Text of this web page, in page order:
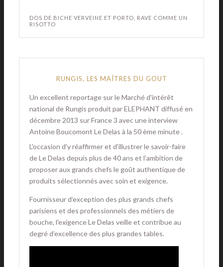
DOS DE BICHE VERVEINE ET PORTO, RAVE COMME UN
RISOTTO
RUNGIS, LES MAÎTRES DU GOUT
Un excellent reportage sur le Marché d'intérêt
national de Rungis produit par ELEPHANT diffusé en
décembre 2013 sur France 3 avec une interview
Antoine Boucomont Le Delas à la 50 ème minute .
L'occasion d'y réaffirmer et d'illustrer le savoir-faire
de Le Delas depuis plus de 40 ans et l’ambition de
proposer aux grands chefs le goût authentique de
produits sélectionnés avec soin et exigence.
Fournisseur d’exception des plus grands chefs
parisiens et des professionnels des métiers de
bouche, l'exigence Le Delas veille et contribue au
degré d’excellence des plus grandes tables.